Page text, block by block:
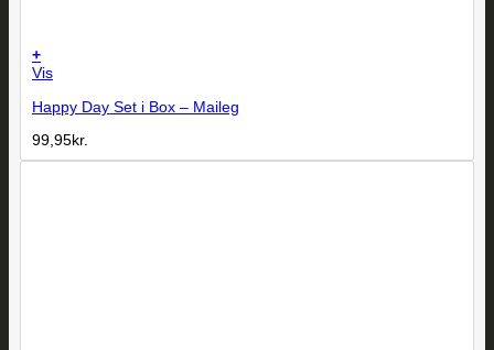
+
Vis
Happy Day Set i Box – Maileg
99,95kr.